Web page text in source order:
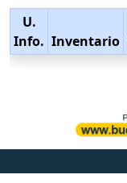
U.
Info. Inventario